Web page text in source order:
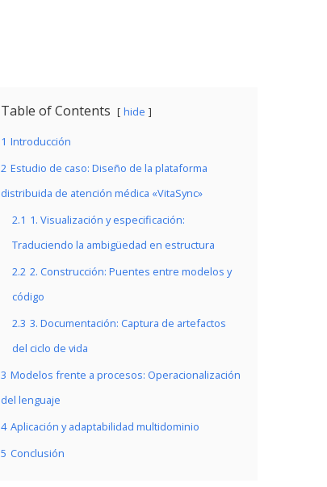
Table of Contents hide
1 Introducción
2 Estudio de caso: Diseño de la plataforma
distribuida de atención médica «VitaSync»
2.1 1. Visualización y especificación:
Traduciendo la ambigüedad en estructura
2.2 2. Construcción: Puentes entre modelos y
código
2.3 3. Documentación: Captura de artefactos
del ciclo de vida
3 Modelos frente a procesos: Operacionalización
del lenguaje
4 Aplicación y adaptabilidad multidominio
5 Conclusión